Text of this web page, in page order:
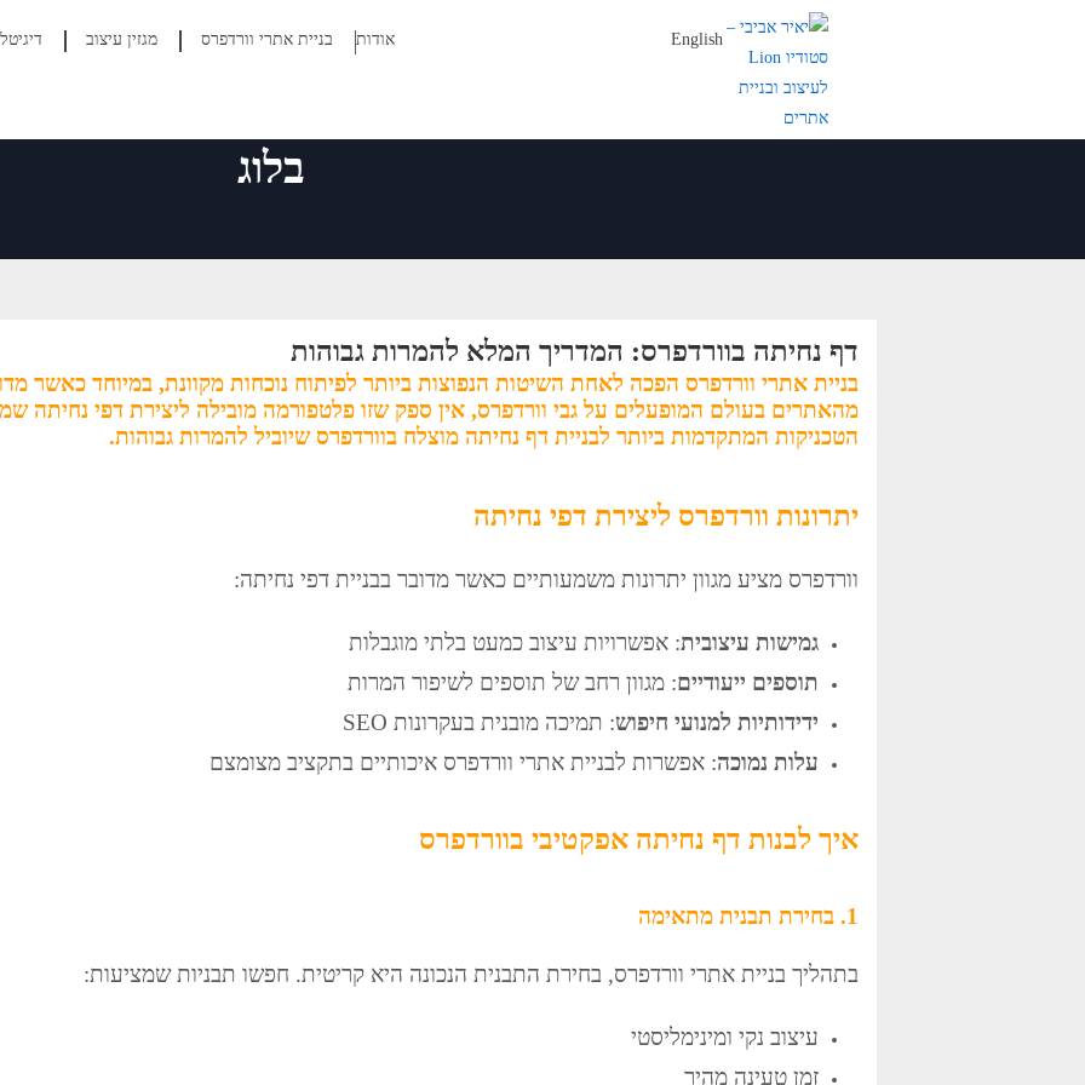
אודות בניית אתרי וורדפרס מגזין עיצוב דיגיטל English
בלוג
דף נחיתה בוורדפרס: המדריך המלא להמרות גבוהות
מהאתרים בעולם המופעלים על גבי וורדפרס, אין ספק שזו פלטפורמה מובילה ליצירת דפי נחיתה
הטכניקות המתקדמות ביותר לבניית דף נחיתה מוצלח בוורדפרס שיוביל להמרות גבוהות.
יתרונות וורדפרס ליצירת דפי נחיתה
וורדפרס מציע מגוון יתרונות משמעותיים כאשר מדובר בבניית דפי נחיתה:
גמישות עיצובית: אפשרויות עיצוב כמעט בלתי מוגבלות
תוספים ייעודיים: מגוון רחב של תוספים לשיפור המרות
ידידותיות למנועי חיפוש: תמיכה מובנית בעקרונות SEO
עלות נמוכה: אפשרות לבניית אתרי וורדפרס איכותיים בתקציב מצומצם
איך לבנות דף נחיתה אפקטיבי בוורדפרס
1. בחירת תבנית מתאימה
בתהליך בניית אתרי וורדפרס, בחירת התבנית הנכונה היא קריטית. חפשו תבניות שמציעות:
עיצוב נקי ומינימליסטי
זמן טעינה מהיר